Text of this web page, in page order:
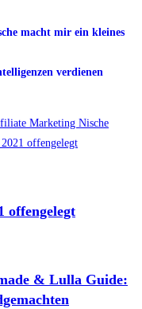
macht mir ein kleines
verdienen
Marketing Nische
offengelegt
offengelegt
& Lulla Guide: